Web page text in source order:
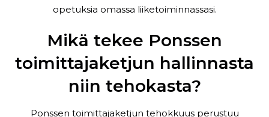
opetuksia omassa liiketoiminnassasi.
Mikä tekee Ponssen
toimittajaketjun hallinnasta
niin tehokasta?
Ponssen toimittajaketjun tehokkuus perustuu